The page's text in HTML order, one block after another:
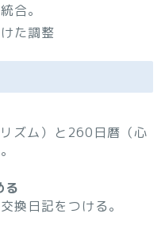
合。
た調整
ズム）と260日暦（心
る
換日記をつける。